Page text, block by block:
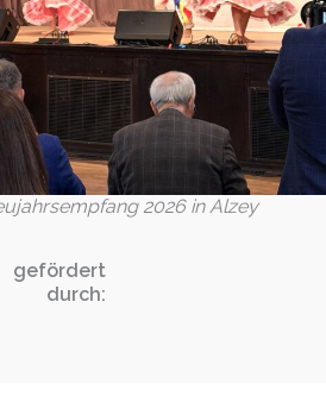
2026 in Alzey
gefördert
durch: